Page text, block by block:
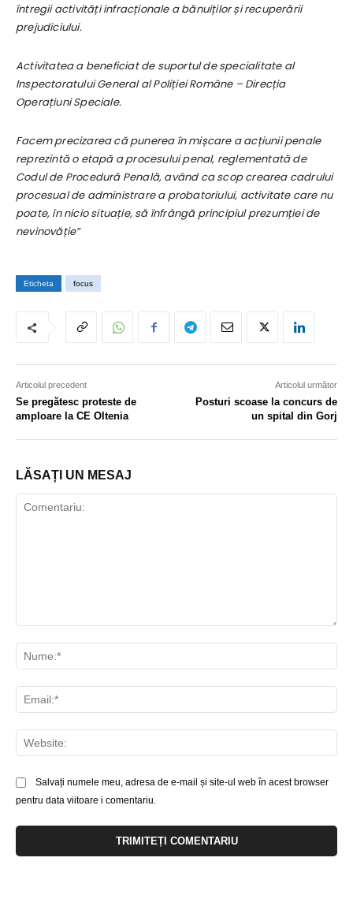
întregii activități infracționale a bănuiților și recuperării
prejudiciului.
Activitatea a beneficiat de suportul de specialitate al
Inspectoratului General al Poliției Române – Direcția
Operațiuni Speciale.
Facem precizarea că punerea în mișcare a acțiunii penale
reprezintă o etapă a procesului penal, reglementată de
Codul de Procedură Penală, având ca scop crearea cadrului
procesual de administrare a probatoriului, activitate care nu
poate, în nicio situație, să înfrângă principiul prezumției de
nevinovăție”
Eticheta focus
Articolul precedent
Se pregătesc proteste de
amploare la CE Oltenia
Articolul următor
Posturi scoase la concurs de
un spital din Gorj
LĂSAȚI UN MESAJ
Salvați numele meu, adresa de e-mail și site-ul web în acest browser
pentru data viitoare i comentariu.